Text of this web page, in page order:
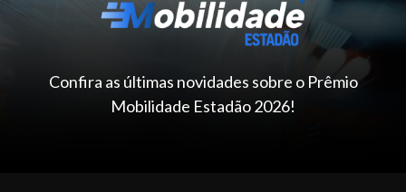
Confira as últimas novidades sobre o Prêmio
Mobilidade Estadão 2026!